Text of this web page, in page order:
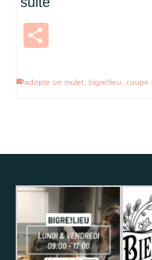
adopte un mulet, bigre!lieu, coupe